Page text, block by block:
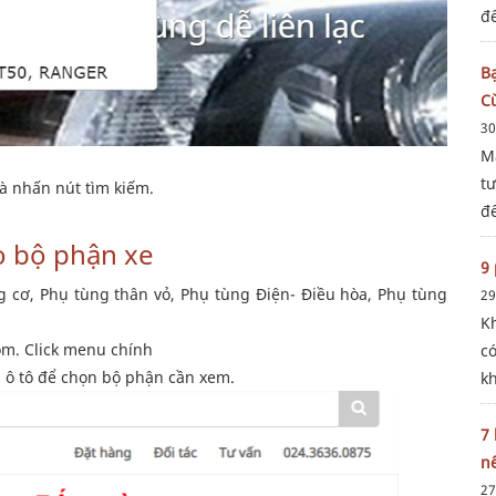
nhấn nút tìm kiếm.
bộ phận xe
cơ, Phụ tùng thân vỏ, Phụ tùng Điện- Điều hòa, Phụ tùng
Click menu chính
tô để chọn bộ phận cần xem.
9
7